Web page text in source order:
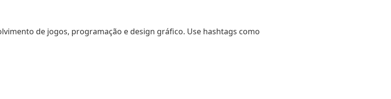
de jogos, programação e design gráfico. Use hashtags como